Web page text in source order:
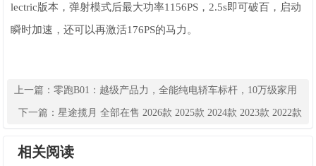
lectric版本，弹射模式后最大功率1156PS，2.5s即可破百，启动
瞬时加速，还可以再激活176PS的马力。
上一篇：零跑B01：越级产品力，全能纯电轿车标杆，10万级家用
新选择
下一篇： 星途揽月 全部在售 2026款 2025款 2024款 2023款 2022款
相关阅读